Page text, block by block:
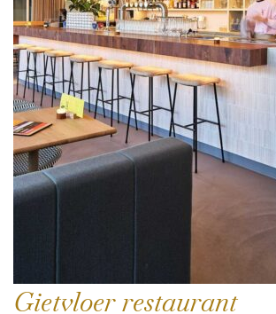
Gietvloer restaurant